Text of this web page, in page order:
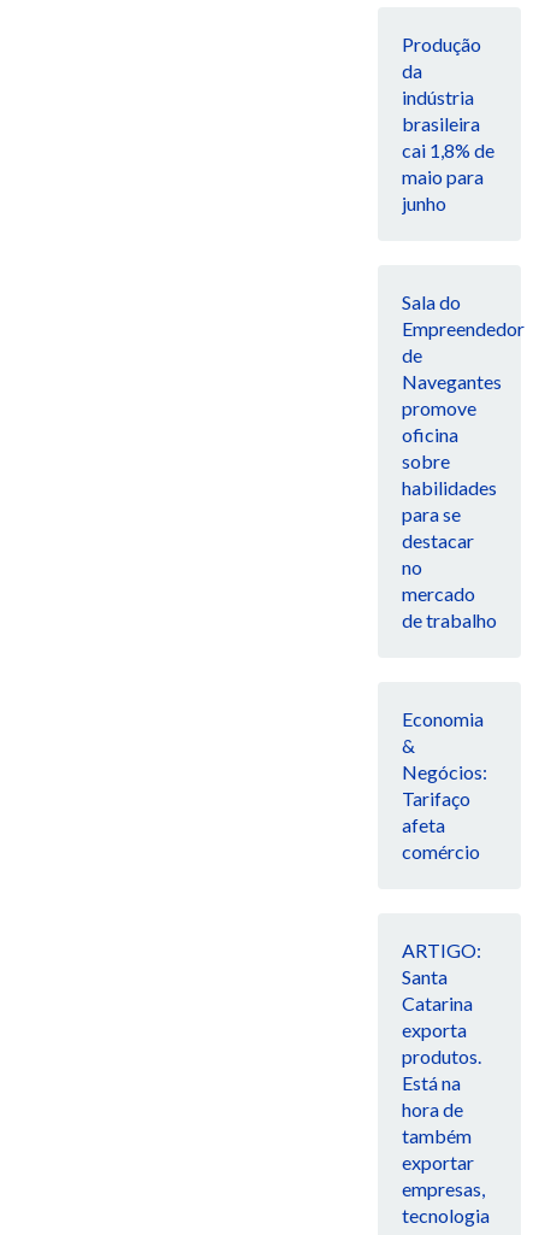
Produção
da
indústria
brasileira
cai 1,8% de
maio para
junho
Sala do
Empreendedor
de
Navegantes
promove
oficina
sobre
habilidades
para se
destacar
no
mercado
de trabalho
Economia
&
Negócios:
Tarifaço
afeta
comércio
ARTIGO:
Santa
Catarina
exporta
produtos.
Está na
hora de
também
exportar
empresas,
tecnologia